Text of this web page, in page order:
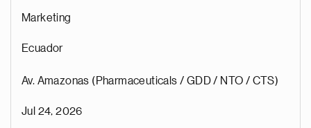
Marketing
Ecuador
Av. Amazonas (Pharmaceuticals / GDD / NTO / CTS)
Jul 24, 2026